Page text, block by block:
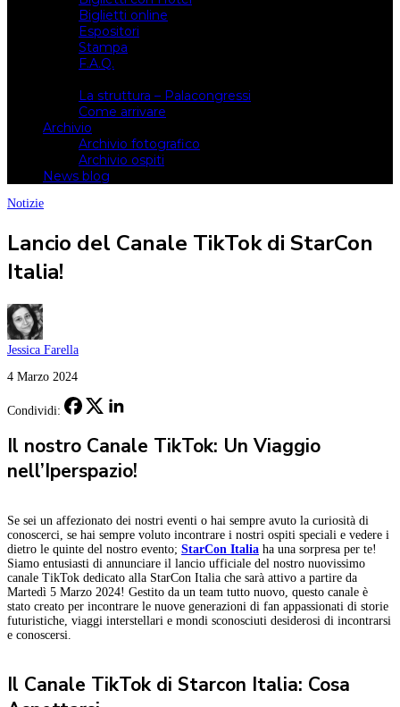
Biglietti online
Espositori
Stampa
F.A.Q.
La struttura – Palacongressi
Come arrivare
Archivio
Archivio fotografico
Archivio ospiti
News blog
Notizie
Lancio del Canale TikTok di StarCon
Italia!
Jessica Farella
4 Marzo 2024
Condividi:
Il nostro Canale TikTok: Un Viaggio
nell’Iperspazio!
Se sei un affezionato dei nostri eventi o hai sempre avuto la curiosità di
conoscerci, se hai sempre voluto incontrare i nostri ospiti speciali e vedere i
dietro le quinte del nostro evento; StarCon Italia ha una sorpresa per te!
Siamo entusiasti di annunciare il lancio ufficiale del nostro nuovissimo
canale TikTok dedicato alla StarCon Italia che sarà attivo a partire da
Martedì 5 Marzo 2024! Gestito da un team tutto nuovo, questo canale è
stato creato per incontrare le nuove generazioni di fan appassionati di storie
futuristiche, viaggi interstellari e mondi sconosciuti desiderosi di incontrarsi
e conoscersi.
Il Canale TikTok di Starcon Italia: Cosa